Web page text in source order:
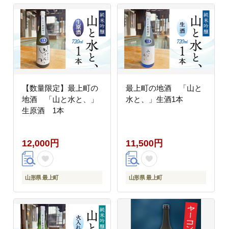
【数量限定】最上町の
地酒 「山と水と、」
生原酒 1本
12,000円
山形県 最上町
最上町の地酒 「山と
水と、」生酒1本
11,500円
山形県 最上町